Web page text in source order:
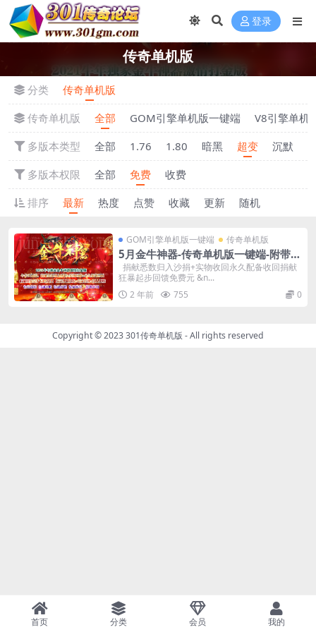
登录
传奇单机版
分类
传奇单机版
传奇单机版
全部 GOM引擎单机版一键端
V8引擎单机
多版本类型
全部 1.76 1.80 暗黑 超变 沉默
多版本权限
全部 免费
收费
排序
最新 热度 点赞 收藏 更新 随机
GOM引擎单机版一键端 传奇单机版
5月金牛神器-传奇单机版一键端-附带强
大GM后台-炫酷光柱-微端传奇！
捐献悉数归入沙捐+实物收回永久配备收回捐献
狂暴起步回馈免费元 &n...
2 年前
755 0
Copyright © 2023301传奇单机版 - All rights reserved
首页 分类 会员 我的